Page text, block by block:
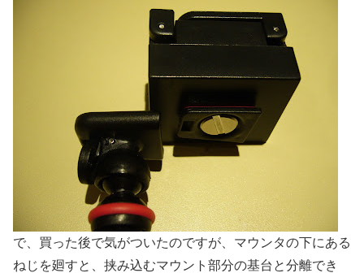
で、買った後で気がついたのですが、マウンタの下にある
ねじを廻すと、挟み込むマウント部分の基台と分離でき